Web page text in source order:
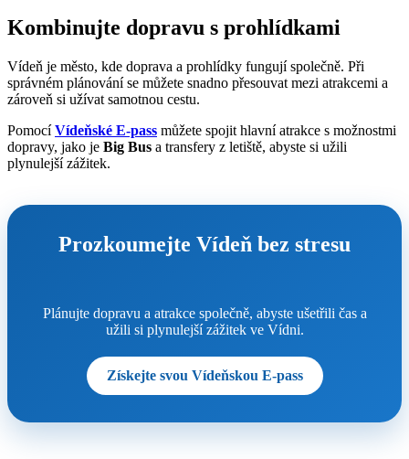
Kombinujte dopravu s prohlídkami
Vídeň je město, kde doprava a prohlídky fungují společně. Při
správném plánování se můžete snadno přesouvat mezi atrakcemi a
zároveň si užívat samotnou cestu.
PomocíVídeňské E-pass můžete spojit hlavní atrakce s možnostmi
dopravy, jako je Big Bus a transfery z letiště, abyste si užili
plynulejší zážitek.
Prozkoumejte Vídeň bez stresu
Plánujte dopravu a atrakce společně, abyste ušetřili čas a
užili si plynulejší zážitek ve Vídni.
Získejte svou Vídeňskou E-pass